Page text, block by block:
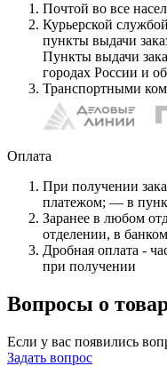
Почтой во все
Курьерской
пункты выдачи
Пункты выдачи
городах России и
Транспортными
Оплата
При получении
платежом; — в
Заранее в любом
отделении, в
Дробная оплата -
при получении
Вопросы о
Если у вас появились
Задать вопрос